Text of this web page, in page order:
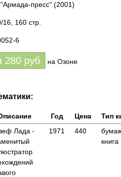
"Армада-пресс" (2001)
160 стр.
6
280 руб на Озоне
Год Цена
Тип
Лада -
1971 440
книга